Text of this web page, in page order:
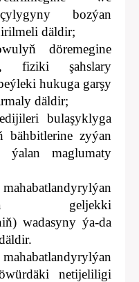
bozýan
däldir;
döremegine
fiziki şahslary
hukuga garşy
däldir;
bulaşyklyga
bähbitlerine zyýan
ýalan maglumaty
geljekki
wadasyny ýa-da
netijeliligi